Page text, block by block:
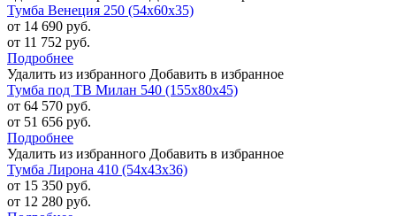
Тумба Венеция 250 (54х60х35)
от 14 690 руб.
от 11 752 руб.
Подробнее
Удалить из избранного Добавить в избранное
Тумба под ТВ Милан 540 (155х80х45)
от 64 570 руб.
от 51 656 руб.
Подробнее
Удалить из избранного Добавить в избранное
Тумба Лирона 410 (54х43х36)
от 15 350 руб.
от 12 280 руб.